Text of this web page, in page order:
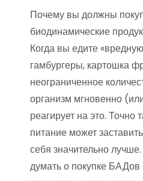
Почему вы должны
биодинамические
Когда вы едите
гамбургеры, картошка
неограниченное
организм мгновенно
реагирует на это. Точно
питание может
себя значительно
думать о покупке БАДов